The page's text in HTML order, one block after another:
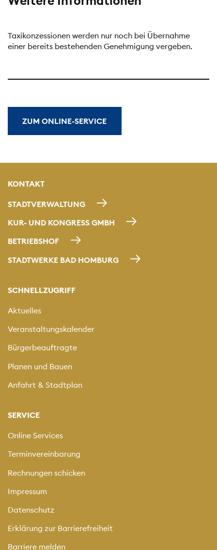
Taxikonzessionen werden nur noch bei Übernahme
einer bereits bestehenden Genehmigung vergeben.
ZUM ONLINE-SERVICE
KONTAKT
STADTVERWALTUNG
KUR- UND KONGRESS GMBH
BETRIEBSHOF
STADTWERKE BAD HOMBURG
SCHNELLZUGRIFF
Aktuelles
Veranstaltungskalender
Bürgerbeauftragte
Planen und Bauen
Anfahrt & Stadtplan
SERVICE
Online Services
Terminvereinbarung
Rechnungen schicken
Impressum
Datenschutz
Erklärung zur Barrierefreiheit
Barriere melden